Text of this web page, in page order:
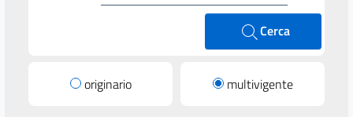
Cerca
originario multivigente